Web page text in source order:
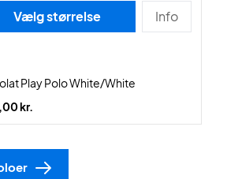
Vælg størrelse Info
Play Polo White/White
kr.